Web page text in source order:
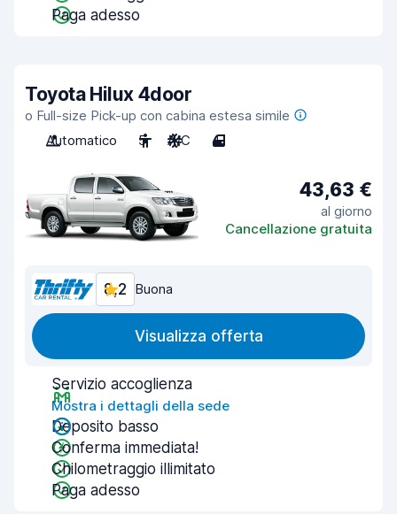
Paga adesso
Toyota Hilux 4door
o Full-size Pick-up con cabina estesa simile
Automatico
5 A/C 4
43,63 €
al giorno
Cancellazione gratuita
8,2 Buona
Visualizza offerta
Servizio accoglienza
Mostra i dettagli della sede
Deposito basso
Conferma immediata!
Chilometraggio illimitato
Paga adesso